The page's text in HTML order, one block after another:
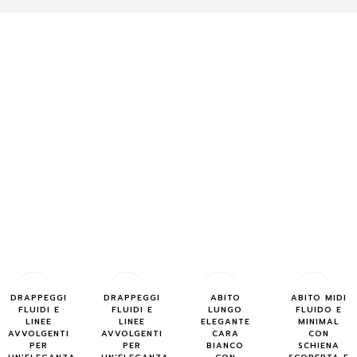
Quick
Buy
DRAPPEGGI
FLUIDI E
LINEE
AVVOLGENTI
PER
Quick
Buy
DRAPPEGGI
FLUIDI E
LINEE
AVVOLGENTI
PER
Quick
Buy
ABITO
LUNGO
ELEGANTE
CARA
BIANCO
Quick
Buy
ABITO MIDI
FLUIDO E
MINIMAL
CON
SCHIENA